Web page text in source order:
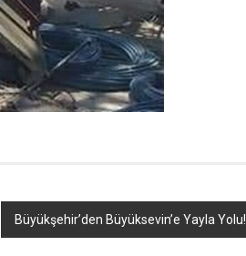
Büyükşehir’den Büyüksevin’e Yayla Yolu!